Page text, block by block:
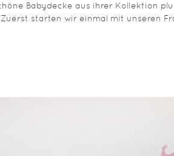
Babydecke aus ihrer Kollektion
starten wir einmal mit unseren